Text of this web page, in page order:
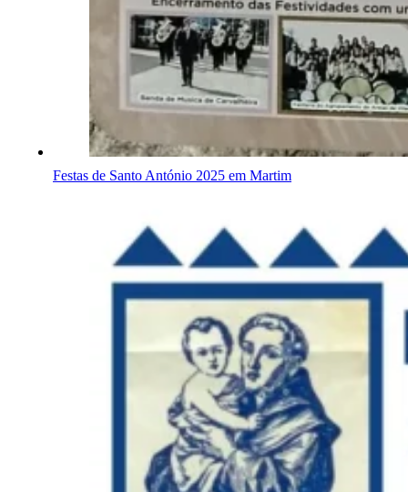
Festas de Santo António 2025 em Martim